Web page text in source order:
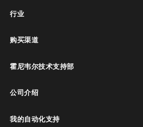
行业
购买渠道
霍尼韦尔技术支持部
公司介绍
我的自动化支持